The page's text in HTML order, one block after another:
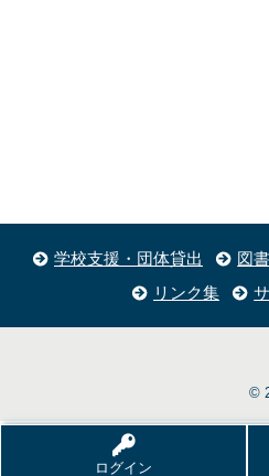
ログイン
学校支援・団体貸出
図
リンク集
©